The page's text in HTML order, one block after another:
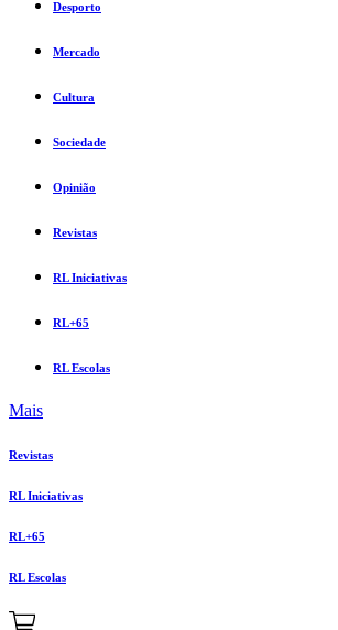
Desporto
Mercado
Cultura
Sociedade
Opinião
Revistas
RL Iniciativas
RL+65
RL Escolas
Mais
Revistas
RL Iniciativas
RL+65
RL Escolas